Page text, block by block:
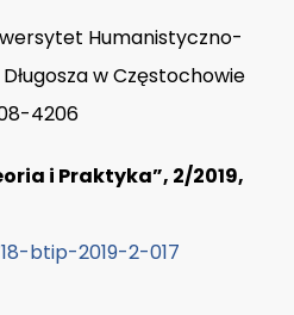
Humanistyczno-
w Częstochowie
4206
i Praktyka”, 2/2019,
btip-2019-2-017